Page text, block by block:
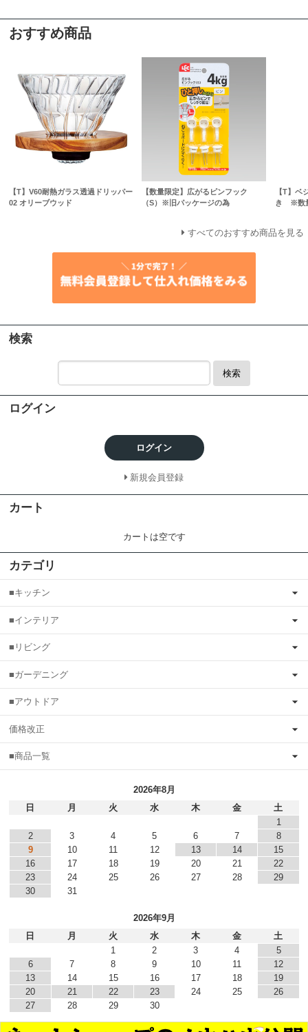
おすすめ商品
【T】V60耐熱ガラス透過ドリッパー
02 オリーブウッド
【数量限定】広がるピンフック
（S）※旧パッケージの為
【T】ベ
き ※数
すべてのおすすめ商品を見る
検索
検索
ログイン
ログイン
新規会員登録
カート
カートは空です
カテゴリ
■キッチン
■インテリア
■リビング
■ガーデニング
■アウトドア
価格改正
■商品一覧
2026年8月
日
月 火 水 木 金
土
1
2
3 4 5 6 7
8
9
10 11 12 13 14
15
16
17 18 19 20 21
22
23
24 25 26 27 28
29
30
31
2026年9月
日
月 火 水 木 金
土
1
2 3 4
5
6
7 8 9 10 11
12
13
14 15 16 17 18
19
20
21 22 23 24 25
26
27
28 29 30